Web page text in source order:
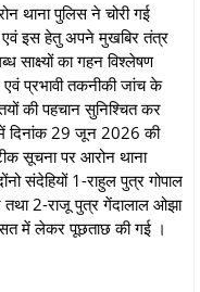
पुलिस ने चोरी गई
इस हेतु अपने मुखबिर तंत्र
साक्ष्यों का गहन विश्लेषण
प्रभावी तकनीकी जांच के
की पहचान सुनिश्चित कर
दिनांक 29 जून 2026 की
सूचना पर आरोन थाना
संदेहियों 1-राहुल पुत्र गोपाल
तथा 2-राजू पुत्र गेंदालाल ओझा
में लेकर पूछताछ की गई ।